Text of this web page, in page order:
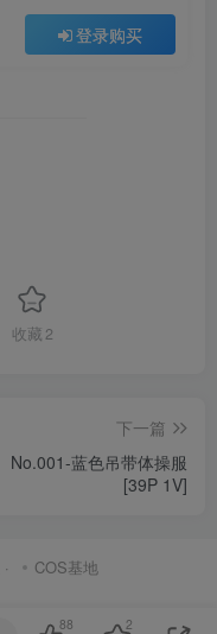
登录购买
收藏 2
下一篇
No.001-蓝色吊带体操服
[39P 1V]
· COS基地
88 2